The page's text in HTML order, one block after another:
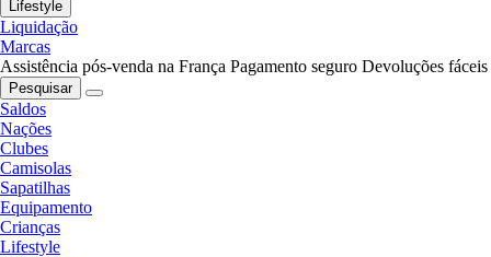
Lifestyle
Liquidação
Marcas
Assistência pós-venda na França Pagamento seguro Devoluções fáceis
Pesquisar
Saldos
Nações
Clubes
Camisolas
Sapatilhas
Equipamento
Crianças
Lifestyle